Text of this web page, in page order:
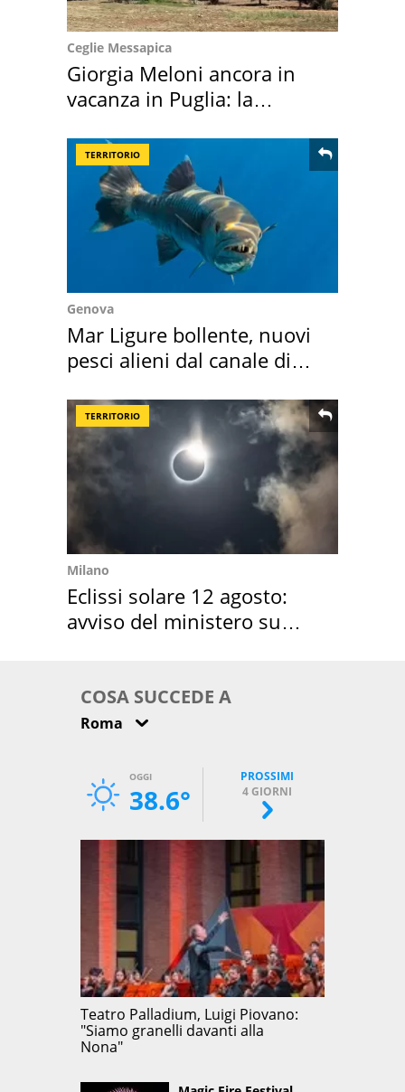
Ceglie Messapica
Giorgia Meloni ancora in
vacanza in Puglia: la
TERRITORIO
Genova
Mar Ligure bollente, nuovi
pesci alieni dal canale di
TERRITORIO
Milano
Eclissi solare 12 agosto:
avviso del ministero su